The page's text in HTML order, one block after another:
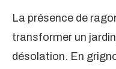
La présence de
transformer un
désolation. En